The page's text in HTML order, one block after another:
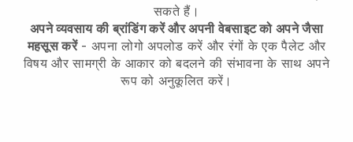
सकते हैं।
अपने व्यवसाय की ब्रांडिंग करें और अपनी वेबसाइट को अपने जैसा
महसूस करें- अपना लोगो अपलोड करें और रंगों के एक पैलेट और
विषय और सामग्री के आकार को बदलने की संभावना के साथ अपने
रूप को अनुकूलित करें।